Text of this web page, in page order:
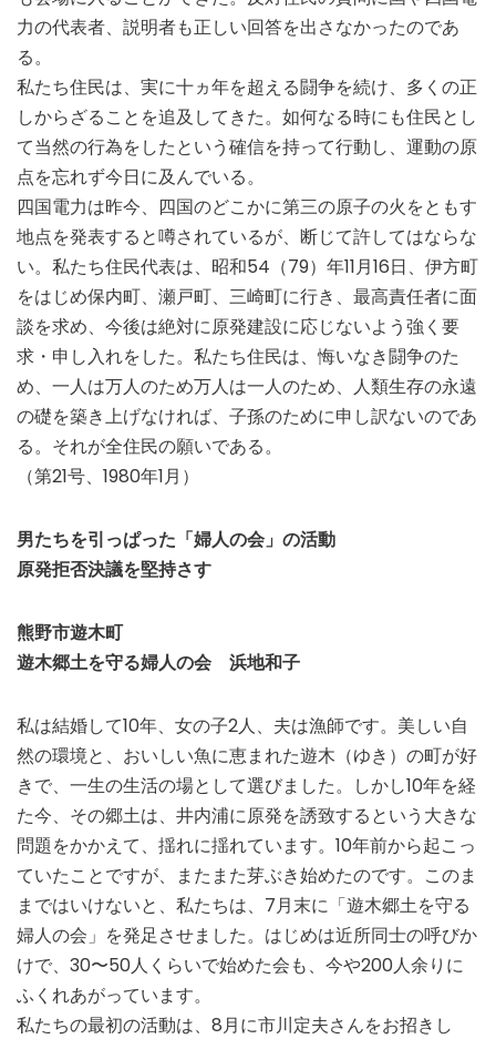
力の代表者、説明者も正しい回答を出さなかったのであ
る。
私たち住民は、実に十ヵ年を超える闘争を続け、多くの正
しからざることを追及してきた。如何なる時にも住民とし
て当然の行為をしたという確信を持って行動し、運動の原
点を忘れず今日に及んでいる。
四国電力は昨今、四国のどこかに第三の原子の火をともす
地点を発表すると噂されているが、断じて許してはならな
い。私たち住民代表は、昭和54（79）年11月16日、伊方町
をはじめ保内町、瀬戸町、三崎町に行き、最高責任者に面
談を求め、今後は絶対に原発建設に応じないよう強く要
求・申し入れをした。私たち住民は、悔いなき闘争のた
め、一人は万人のため万人は一人のため、人類生存の永遠
の礎を築き上げなければ、子孫のために申し訳ないのであ
る。それが全住民の願いである。
（第21号、1980年1月）
男たちを引っぱった「婦人の会」の活動
原発拒否決議を堅持さす
熊野市遊木町
遊木郷土を守る婦人の会 浜地和子
私は結婚して10年、女の子2人、夫は漁師です。美しい自
然の環境と、おいしい魚に恵まれた遊木（ゆき）の町が好
きで、一生の生活の場として選びました。しかし10年を経
た今、その郷土は、井内浦に原発を誘致するという大きな
問題をかかえて、揺れに揺れています。10年前から起こっ
ていたことですが、またまた芽ぶき始めたのです。このま
まではいけないと、私たちは、7月末に「遊木郷土を守る
婦人の会」を発足させました。はじめは近所同士の呼びか
けで、30〜50人くらいで始めた会も、今や200人余りに
ふくれあがっています。
私たちの最初の活動は、8月に市川定夫さんをお招きし